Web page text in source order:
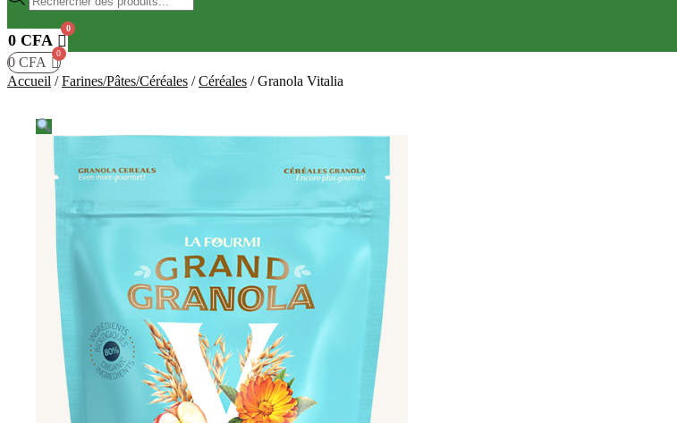
de
produits
0 CFA
0 CFA
Accueil /Farines/Pâtes/Céréales /Céréales /Granola Vitalia